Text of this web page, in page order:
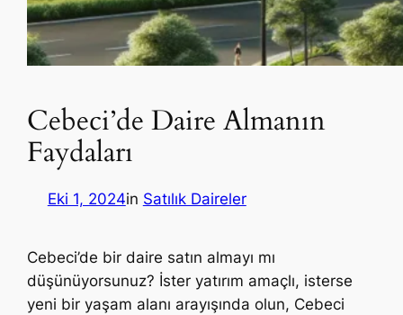
Cebeci’de Daire Almanın
Faydaları
Eki 1, 2024in Satılık Daireler
Cebeci’de bir daire satın almayı mı
düşünüyorsunuz? İster yatırım amaçlı, isterse
yeni bir yaşam alanı arayışında olun, Cebeci